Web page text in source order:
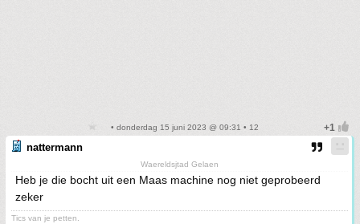
• donderdag 15 juni 2023 @ 09:31 • 12
nattermann
Waereldsjtad Gelaen
Heb je die bocht uit een Maas machine nog niet geprobeerd
zeker
Tics van je petten.